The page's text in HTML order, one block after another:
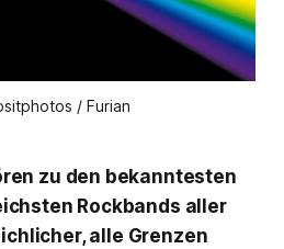
/ Furian
zu den bekanntesten
Rockbands aller
alle Grenzen